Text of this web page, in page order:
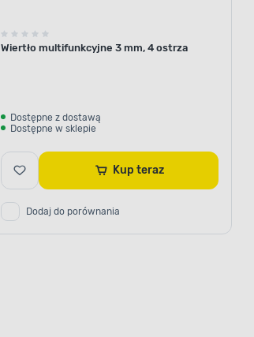
Wiertło multifunkcyjne 3 mm, 4 ostrza
Dostępne z dostawą
Dostępne w sklepie
Kup teraz
Dodaj do porównania